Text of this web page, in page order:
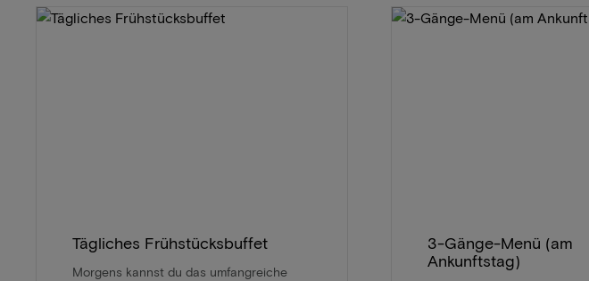
Tägliches Frühstücksbuffet
Morgens kannst du das umfangreiche
3-Gänge-Menü (am
Ankunftstag)